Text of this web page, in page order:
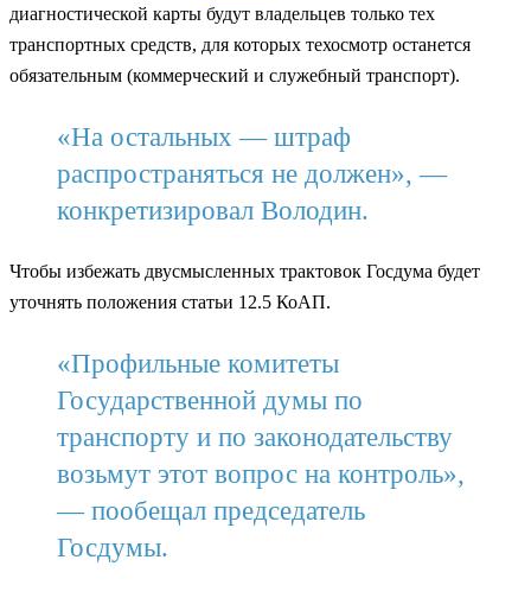
диагностической карты будут владельцев только тех
транспортных средств, для которых техосмотр останется
обязательным (коммерческий и служебный транспорт).
«На остальных — штраф
распространяться не должен», —
конкретизировал Володин.
Чтобы избежать двусмысленных трактовок Госдума будет
уточнять положения статьи 12.5 КоАП.
«Профильные комитеты
Государственной думы по
транспорту и по законодательству
возьмут этот вопрос на контроль»,
— пообещал председатель
Госдумы.